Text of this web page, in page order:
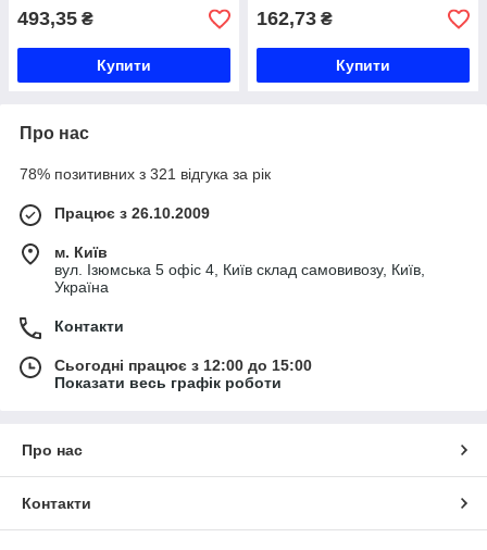
493,35 ₴
Купити
162,73 ₴
Купити
Про нас
78% позитивних з 321 відгука за рік
Працює з 26.10.2009
м. Київ
вул. Ізюмська 5 офіс 4, Київ склад самовивозу, Київ,
Україна
Контакти
Сьогодні працює з 12:00 до 15:00
Показати весь графік роботи
Про нас
Контакти